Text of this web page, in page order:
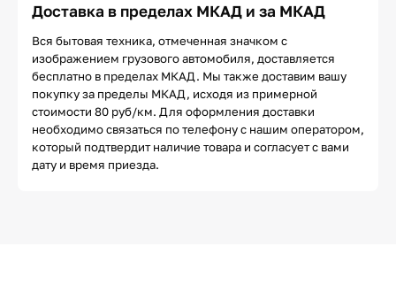
Доставка в пределах МКАД и за МКАД
Вся бытовая техника, отмеченная значком с
изображением грузового автомобиля, доставляется
бесплатно в пределах МКАД. Мы также доставим вашу
покупку за пределы МКАД, исходя из примерной
стоимости 80 руб/км. Для оформления доставки
необходимо связаться по телефону с нашим оператором,
который подтвердит наличие товара и согласует с вами
дату и время приезда.